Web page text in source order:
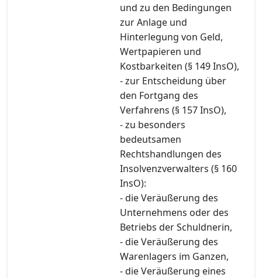
und zu den Bedingungen
zur Anlage und
Hinterlegung von Geld,
Wertpapieren und
Kostbarkeiten (§ 149 InsO),
- zur Entscheidung über
den Fortgang des
Verfahrens (§ 157 InsO),
- zu besonders
bedeutsamen
Rechtshandlungen des
Insolvenzverwalters (§ 160
InsO):
- die Veräußerung des
Unternehmens oder des
Betriebs der Schuldnerin,
- die Veräußerung des
Warenlagers im Ganzen,
- die Veräußerung eines